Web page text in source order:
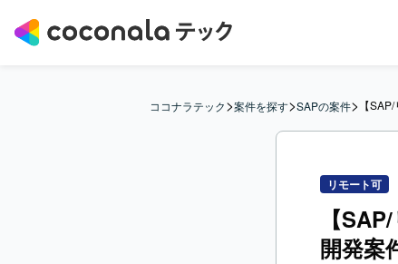
ココナラテック>案件を探す>SAPの案件> 【
リモート可
【
開発案